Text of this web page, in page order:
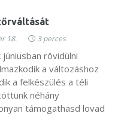
18. 3 perces
rövidülni
a változáshoz
a felkészülés a téli
néhány
támogathasd lovad